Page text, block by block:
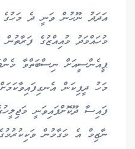
އަދަދު ނޫހުން ވަނީ ދެ މަހުގެ
މުހައްމަދު މުއިއްޒުގެ ފަރާތުން
މަހު ދީފިކަން
ފައިސާ ދޫކޮށްފައިވަނީ
ނާޒިމް އެ މަގާމުން